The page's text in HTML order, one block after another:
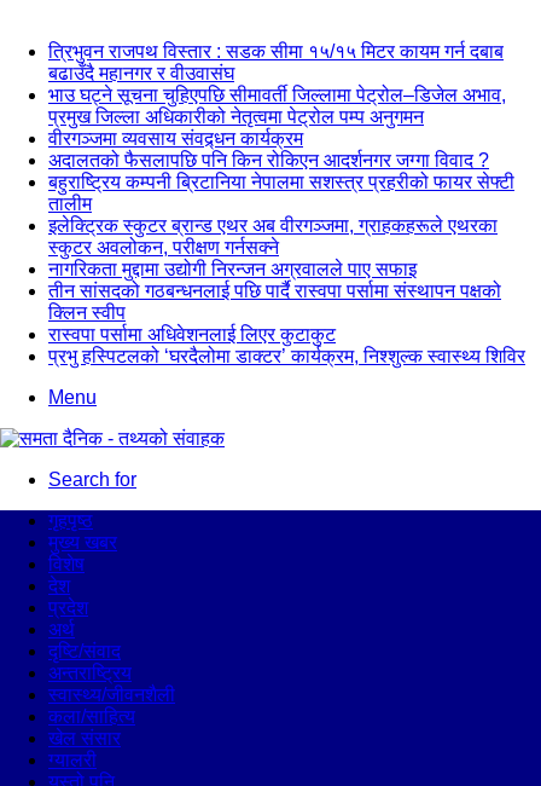
त्रिभुवन राजपथ विस्तार : सडक सीमा १५/१५ मिटर कायम गर्न दबाब
बढाउँदै महानगर र वीउवासंघ
भाउ घट्ने सूचना चुहिएपछि सीमावर्ती जिल्लामा पेट्रोल–डिजेल अभाव,
प्रमुख जिल्ला अधिकारीको नेतृत्वमा पेट्रोल पम्प अनुगमन
वीरगञ्जमा व्यवसाय संवद्र्धन कार्यक्रम
अदालतको फैसलापछि पनि किन रोकिएन आदर्शनगर जग्गा विवाद ?
बहुराष्ट्रिय कम्पनी ब्रिटानिया नेपालमा सशस्त्र प्रहरीको फायर सेफ्टी
तालीम
इलेक्ट्रिक स्कुटर ब्रान्ड एथर अब वीरगञ्जमा, ग्राहकहरूले एथरका
स्कुटर अवलोकन, परीक्षण गर्नसक्ने
नागरिकता मुद्दामा उद्योगी निरन्जन अग्रवालले पाए सफाइ
तीन सांसदको गठबन्धनलाई पछि पार्दै रास्वपा पर्सामा संस्थापन पक्षको
क्लिन स्वीप
रास्वपा पर्सामा अधिवेशनलाई लिएर कुटाकुट
प्रभु हस्पिटलको ‘घरदैलोमा डाक्टर’ कार्यक्रम, निश्शुल्क स्वास्थ्य शिविर
Menu
Search for
गृहपृष्ठ
मुख्य खबर
विशेष
देश
प्रदेश
अर्थ
दृष्टि/संवाद
अन्तराष्ट्रिय
स्वास्थ्य/जीवनशैली
कला/साहित्य
खेल संसार
ग्यालरी
यस्तो पनि